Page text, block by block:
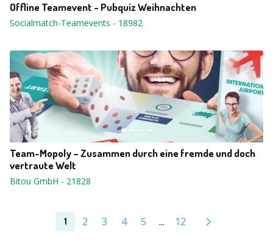
Offline Teamevent - Pubquiz Weihnachten
Socialmatch-Teamevents - 18982
Team-Mopoly – Zusammen durch eine fremde und doch
vertraute Welt
Bitou GmbH - 21828
1 2 3 4 5 ... 12